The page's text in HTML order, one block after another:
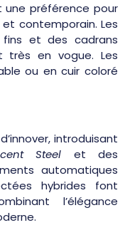
préférence pour
contemporain. Les
et des cadrans
très en vogue. Les
ou en cuir coloré
introduisant
Steel et des
automatiques
hybrides font
l’élégance